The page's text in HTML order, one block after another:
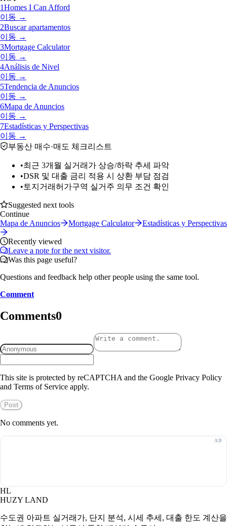
1Homes I Can Afford
이동 →
2Buscar apartamentos
이동 →
3Mortgage Calculator
이동 →
4Análisis de Nivel
이동 →
5Tendencia de Anuncios
이동 →
6Mapa de Anuncios
이동 →
7Estadísticas y Perspectivas
이동 →
부동산 매수·매도 체크리스트
•최근 3개월 실거래가 상승/하락 추세 파악
•DSR 및 대출 금리 적용 시 상환 부담 점검
• 토지거래허가구역 실거주 의무 조건 확인
Suggested next tools
Continue
Mapa de Anuncios
Mortgage Calculator Estadísticas y Perspectivas
Recently viewed
Leave a note for the next visitor.
Was this page useful?
Questions and feedback help other people using the same tool.
Comment
Comments0
This site is protected by reCAPTCHA and the Google Privacy Policy
and Terms of Service apply.
Post
No comments yet.
HL
HUZY LAND
수도권 아파트 실거래가, 단지 분석, 시세 추세, 대출 한도 계산을